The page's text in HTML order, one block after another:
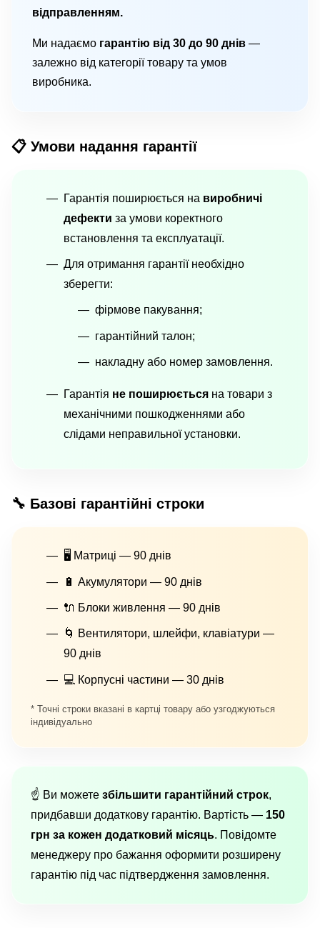
відправленням.
Ми надаємо гарантію від 30 до 90 днів —
залежно від категорії товару та умов
виробника.
📋 Умови надання гарантії
Гарантія поширюється на виробничі
дефекти за умови коректного
встановлення та експлуатації.
Для отримання гарантії необхідно
зберегти:
фірмове пакування;
гарантійний талон;
накладну або номер замовлення.
Гарантія не поширюється на товари з
механічними пошкодженнями або
слідами неправильної установки.
🔧 Базові гарантійні строки
🖥 Матриці — 90 днів
🔋 Акумулятори — 90 днів
🔌 Блоки живлення — 90 днів
🌀 Вентилятори, шлейфи, клавіатури —
90 днів
💻 Корпусні частини — 30 днів
* Точні строки вказані в картці товару або узгоджуються
індивідуально
☝️ Ви можете збільшити гарантійний строк,
придбавши додаткову гарантію. Вартість — 150
грн за кожен додатковий місяць. Повідомте
менеджеру про бажання оформити розширену
гарантію під час підтвердження замовлення.